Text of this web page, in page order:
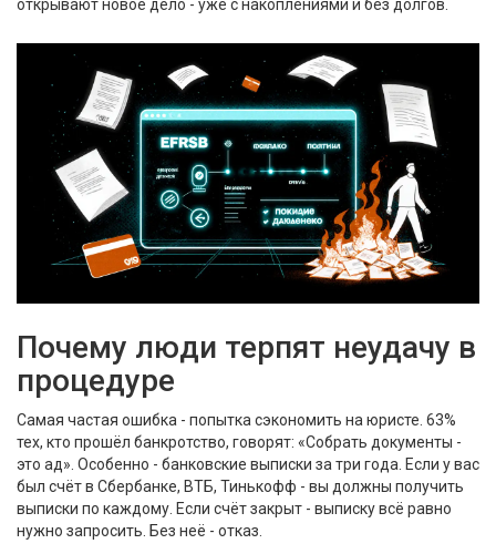
открывают новое дело - уже с накоплениями и без долгов.
Почему люди терпят неудачу в
процедуре
Самая частая ошибка - попытка сэкономить на юристе. 63%
тех, кто прошёл банкротство, говорят: «Собрать документы -
это ад». Особенно - банковские выписки за три года. Если у вас
был счёт в Сбербанке, ВТБ, Тинькофф - вы должны получить
выписки по каждому. Если счёт закрыт - выписку всё равно
нужно запросить. Без неё - отказ.